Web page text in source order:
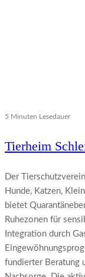
5 Minuten Lesedauer
Tierheim
Der
Hunde, Katzen,
bietet
Ruhezonen für
Integration durch
fundierter Beratung